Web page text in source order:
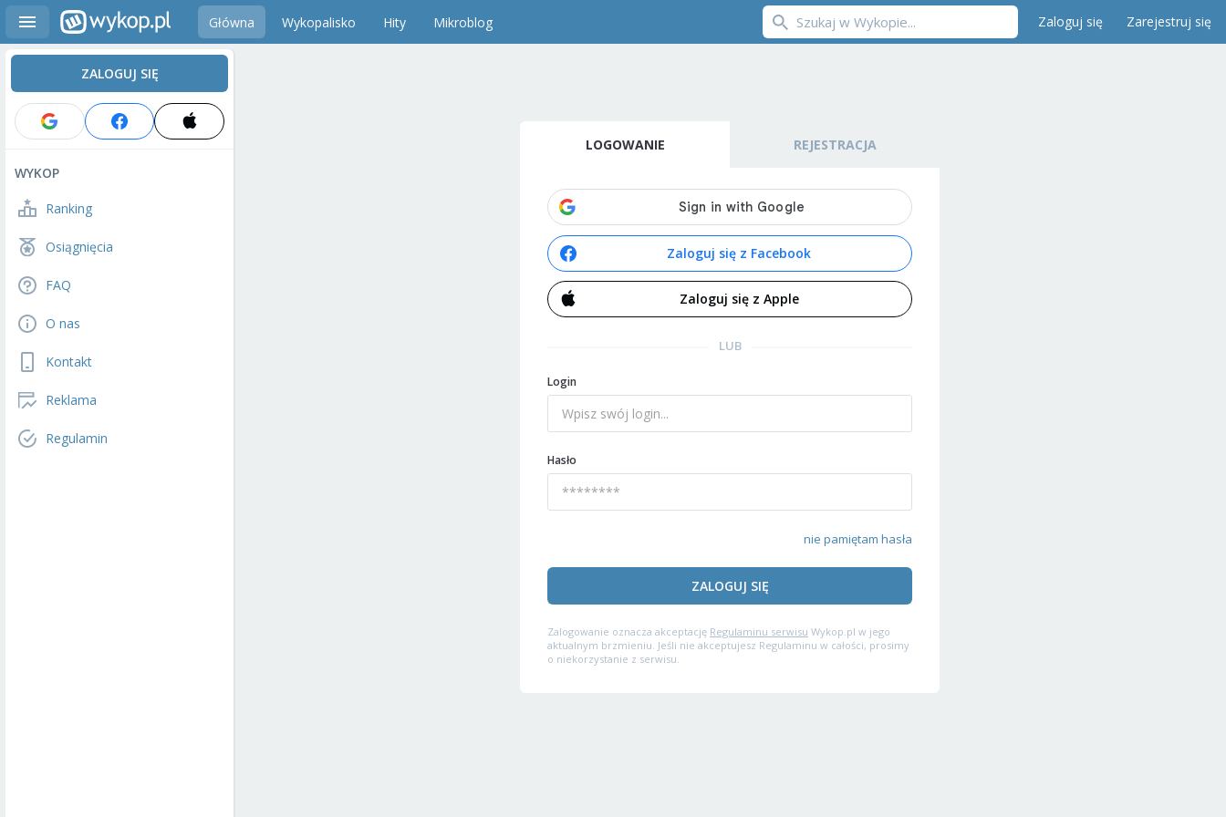
Główna Wykopalisko Hity Mikroblog Zaloguj się Zarejestruj się
ZALOGUJ SIĘ
WYKOP
Ranking
Osiągnięcia
FAQ
O nas
Kontakt
Reklama
Regulamin
LOGOWANIE REJESTRACJA
Zaloguj się z Facebook
Zaloguj się z Apple
LUB
Login
Hasło
nie pamiętam hasła
ZALOGUJ SIĘ
Zalogowanie oznacza akceptację Regulaminu serwisu Wykop.pl w jego
aktualnym brzmieniu. Jeśli nie akceptujesz Regulaminu w całości, prosimy
o niekorzystanie z serwisu.